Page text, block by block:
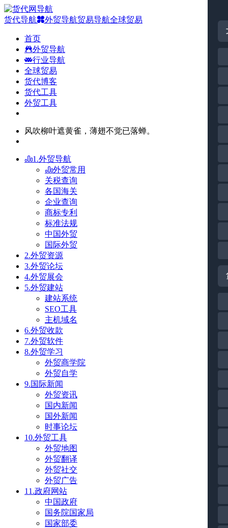
货代导航 外贸导航贸易导航全球贸易
首页
外贸导航
行业导航
全球贸易
货代博客
货代工具
外贸工具
风吹柳叶遮黄雀，薄翅不觉已落蝉。
1.外贸导航
外贸常用
关税查询
各国海关
企业查询
商标专利
标准法规
中国外贸
国际外贸
2.外贸资源
3.外贸论坛
4.外贸展会
5.外贸建站
建站系统
SEO工具
主机域名
6.外贸收款
7.外贸软件
8.外贸学习
外贸商学院
外贸自学
9.国际新闻
外贸资讯
国内新闻
国外新闻
时事论坛
10.外贸工具
外贸地图
外贸翻译
外贸社交
外贸广告
11.政府网站
中国政府
国务院国家局
国家部委